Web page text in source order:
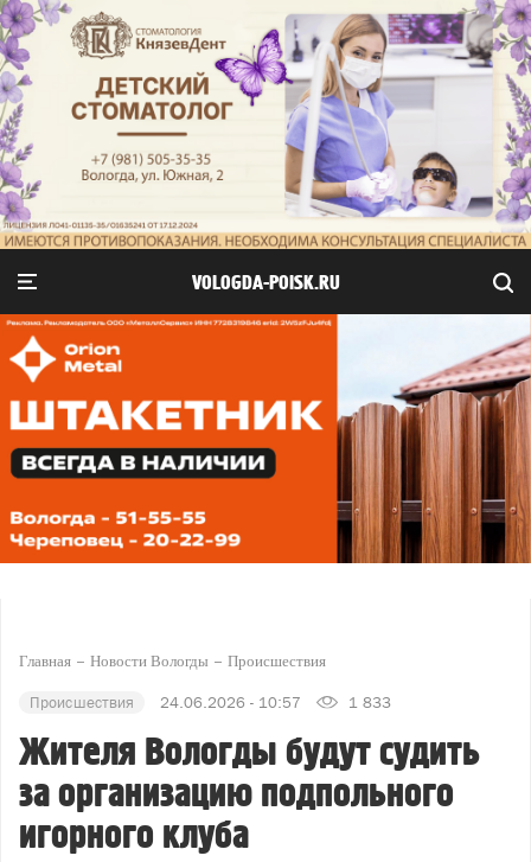
VOLOGDA-POISK.RU
Главная Новости Вологды Происшествия
Происшествия 24.06.2026 - 10:57 1 833
Жителя Вологды будут судить
за организацию подпольного
игорного клуба